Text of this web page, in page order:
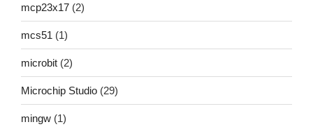
mcp23x17 (2)
mcs51 (1)
microbit (2)
Microchip Studio (29)
mingw (1)